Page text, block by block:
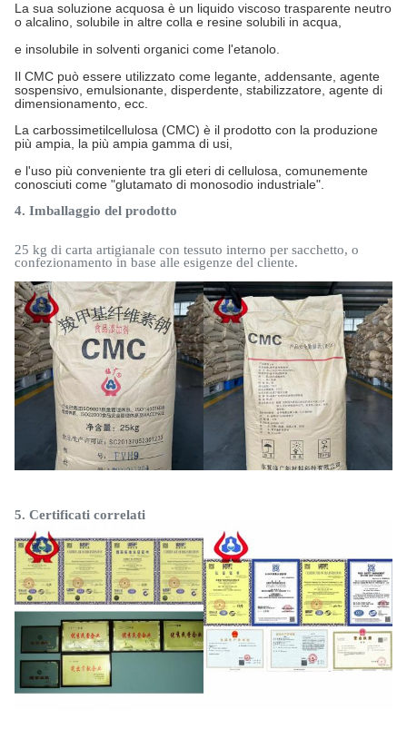
La sua soluzione acquosa è un liquido viscoso trasparente neutro
o alcalino, solubile in altre colla e resine solubili in acqua,
e insolubile in solventi organici come l'etanolo.
Il CMC può essere utilizzato come legante, addensante, agente
sospensivo, emulsionante, disperdente, stabilizzatore, agente di
dimensionamento, ecc.
La carbossimetilcellulosa (CMC) è il prodotto con la produzione
più ampia, la più ampia gamma di usi,
e l'uso più conveniente tra gli eteri di cellulosa, comunemente
conosciuti come "glutamato di monosodio industriale".
4. Imballaggio del prodotto
25 kg di carta artigianale con tessuto interno per sacchetto, o
confezionamento in base alle esigenze del cliente.
5. Certificati correlati